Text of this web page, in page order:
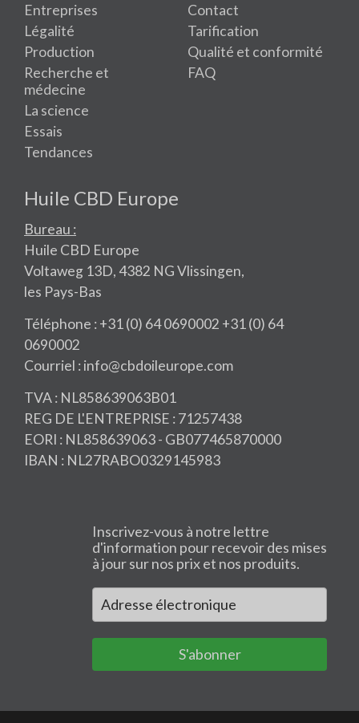
Entreprises
Légalité
Production
Recherche et
médecine
La science
Essais
Tendances
Contact
Tarification
Qualité et conformité
FAQ
Huile CBD Europe
Bureau :
Huile CBD Europe
Voltaweg 13D, 4382 NG Vlissingen,
les Pays-Bas
Téléphone : +31 (0) 64 0690002 +31 (0) 64
0690002
Courriel : info@cbdoileurope.com
TVA : NL858639063B01
REG DE L'ENTREPRISE : 71257438
EORI : NL858639063 - GB077465870000
IBAN : NL27RABO0329145983
Inscrivez-vous à notre lettre
d'information pour recevoir des mises
à jour sur nos prix et nos produits.
S'abonner